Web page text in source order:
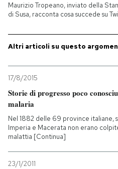
Scienza
PODCAST
NEWSLETTER
I MIEI PREFERITI
Maurizio Tropeano, inviato della
di Susa, racconta cosa succede su
Altri articoli su questo
17/8/2015
Storie di progresso poco
malaria
Nel 1882 delle 69 province italiane,
Imperia e Macerata non erano
malattia [Continua]
23/1/2011